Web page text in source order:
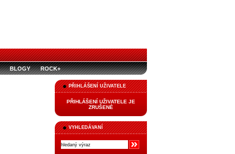
BLOGY ROCK+
PŘIHLÁŠENÍ UŽIVATELE
PŘIHLÁŠENÍ UŽIVATELE JE
ZRUŠENÉ
VYHLEDÁVANÍ